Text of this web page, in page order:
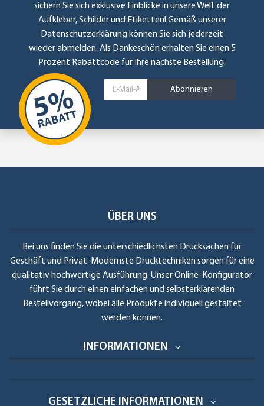
sichern Sie sich exklusive Einblicke in unsere Welt der
Aufkleber, Schilder und Etiketten! Gemäß unserer
Datenschutzerklärung können Sie sich jederzeit
wieder abmelden. Als Dankeschön erhalten Sie einen 5
Prozent Rabattcode für Ihre nächste Bestellung.
Abonnieren
ÜBER UNS
Bei uns finden Sie die unterschiedlichsten Drucksachen für
Geschäft und Privat. Modernste Drucktechniken sorgen für eine
qualitativ hochwertige Ausführung. Unser Online-Konfigurator
führt Sie durch einen einfachen und selbsterklärenden
Bestellvorgang, wobei alle Produkte individuell gestaltet
werden können.
INFORMATIONEN
GESETZLICHE INFORMATIONEN